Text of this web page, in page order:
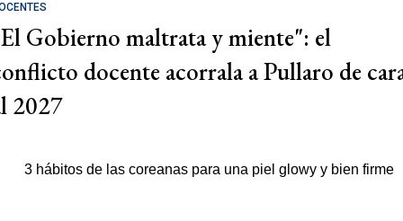
Gobierno maltrata y miente": el
docente acorrala a Pullaro de
2027